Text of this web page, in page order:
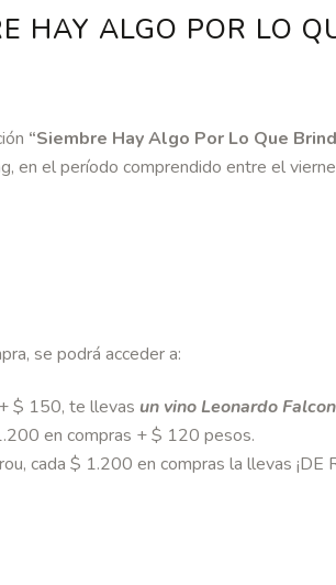
HAY ALGO POR LO
“Siembre Hay Algo Por Lo Que
en el período comprendido entre el
se podrá acceder a:
$ 150, te llevas un vino Leonardo
en compras + $ 120 pesos.
cada $ 1.200 en compras la llevas ¡DE